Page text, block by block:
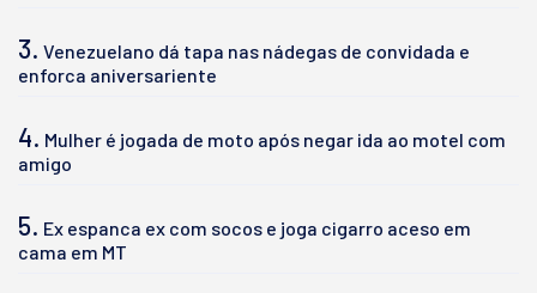
3. Venezuelano dá tapa nas nádegas de convidada e
enforca aniversariente
4. Mulher é jogada de moto após negar ida ao motel com
amigo
5. Ex espanca ex com socos e joga cigarro aceso em
cama em MT